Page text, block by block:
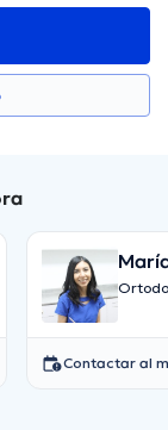
Contactar al